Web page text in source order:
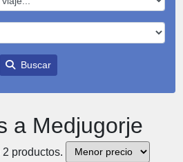
Buscar
a Medjugorje
productos.